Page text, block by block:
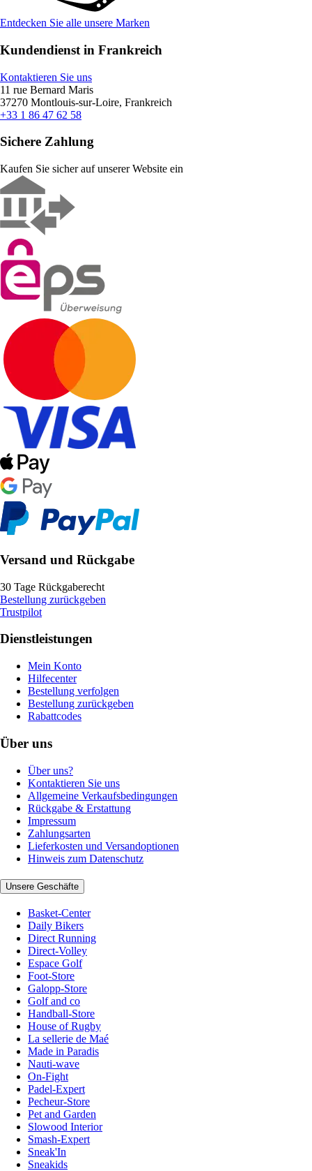
Entdecken Sie alle unsere Marken
Kundendienst in Frankreich
Kontaktieren Sie uns
11 rue Bernard Maris
37270 Montlouis-sur-Loire, Frankreich
+33 1 86 47 62 58
Sichere Zahlung
Kaufen Sie sicher auf unserer Website ein
Versand und Rückgabe
30 Tage Rückgaberecht
Bestellung zurückgeben
Trustpilot
Dienstleistungen
Mein Konto
Hilfecenter
Bestellung verfolgen
Bestellung zurückgeben
Rabattcodes
Über uns
Über uns?
Kontaktieren Sie uns
Allgemeine Verkaufsbedingungen
Rückgabe & Erstattung
Impressum
Zahlungsarten
Lieferkosten und Versandoptionen
Hinweis zum Datenschutz
Unsere Geschäfte
Basket-Center
Daily Bikers
Direct Running
Direct-Volley
Espace Golf
Foot-Store
Galopp-Store
Golf and co
Handball-Store
House of Rugby
La sellerie de Maé
Made in Paradis
Nauti-wave
On-Fight
Padel-Expert
Pecheur-Store
Pet and Garden
Slowood Interior
Smash-Expert
Sneak'In
Sneakids